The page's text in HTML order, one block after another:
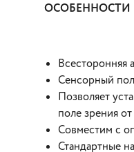
ОСОБЕННОСТИ
Всесторонняя
Сенсорный
Позволяет
поле зрения
Совместим с
Стандартные